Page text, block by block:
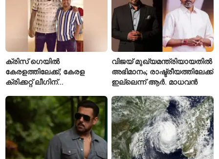
ക്രിസ് ഗെയിൽ
കേരളത്തിലേക്ക്; കേരള
ക്രിക്കറ്റ് ലീഗിന്
താരങ്ങൾക്ക് പരിശീലനം
നൽകും
വിജയ് മുഖ്യമന്ത്രിയായതിൽ
അഭിമാനം; രാഷ്ട്രീയത്തിലേക്ക്
ഇല്ലെന്ന് ആർ. മാധവൻ